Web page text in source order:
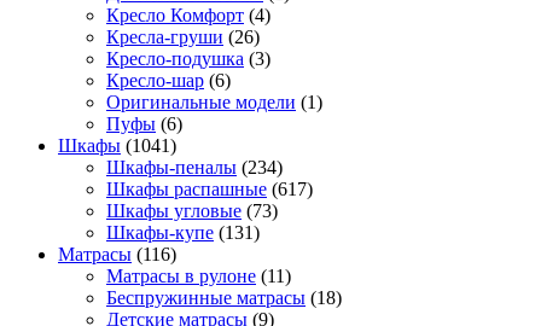
Кресло Комфорт (4)
Кресла-груши (26)
Кресло-подушка (3)
Кресло-шар (6)
Оригинальные модели (1)
Пуфы (6)
Шкафы (1041)
Шкафы-пеналы (234)
Шкафы распашные (617)
Шкафы угловые (73)
Шкафы-купе (131)
Матрасы (116)
Матрасы в рулоне (11)
Беспружинные матрасы (18)
Детские матрасы (9)